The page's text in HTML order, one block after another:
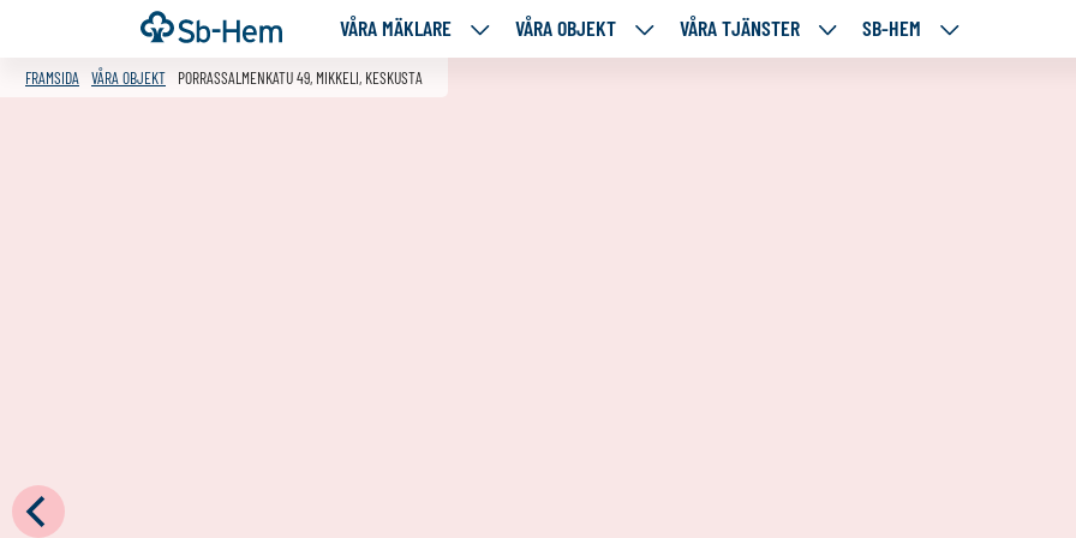
Till
innehållet
Framsida VÅRA MÄKLARE
VÅRA VÅRA OBJEKT
VÅRA VÅRA TJÄNSTER
VÅRASB-HEM
SB-
FRAMSIDA VÅRA OBJEKT PORRASSALMENKATU 49, MIKKELI, KESKUSTA